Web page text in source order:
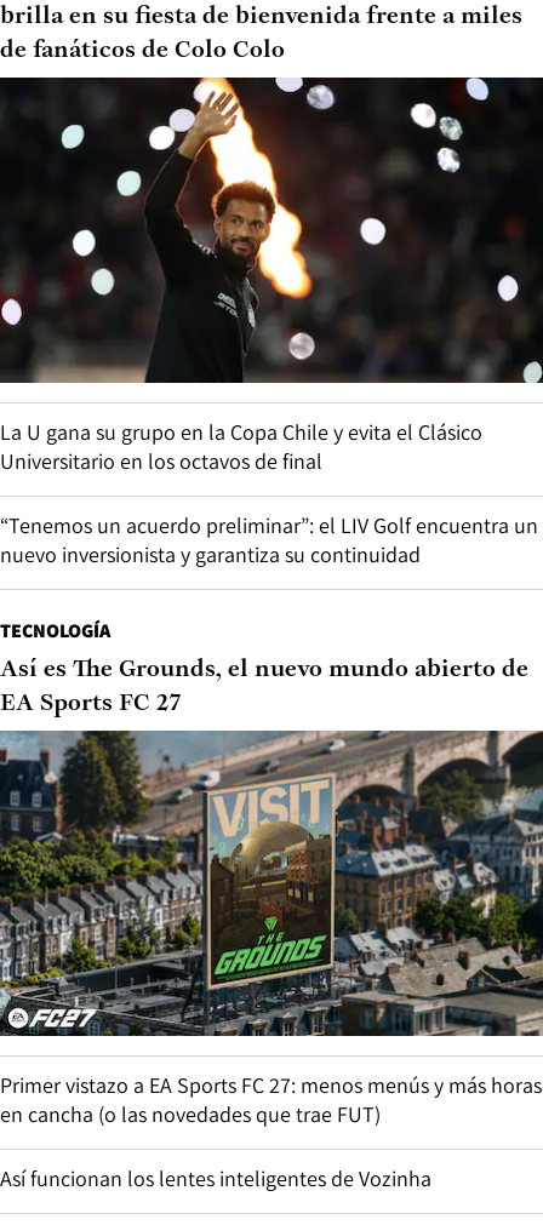
brilla en su fiesta de bienvenida frente a miles
de fanáticos de Colo Colo
La U gana su grupo en la Copa Chile y evita el Clásico
Universitario en los octavos de final
“Tenemos un acuerdo preliminar”: el LIV Golf encuentra un
nuevo inversionista y garantiza su continuidad
TECNOLOGÍA
Así es The Grounds, el nuevo mundo abierto de
EA Sports FC 27
Primer vistazo a EA Sports FC 27: menos menús y más horas
en cancha (o las novedades que trae FUT)
Así funcionan los lentes inteligentes de Vozinha